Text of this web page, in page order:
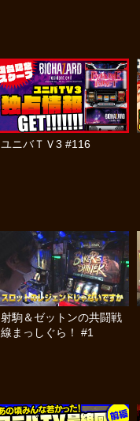
ユニバＴＶ3 #116
射駒＆ゼットンの共闘戦
線まっしぐら！ #1